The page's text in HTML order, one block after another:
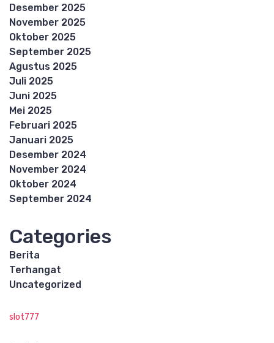
Desember 2025
November 2025
Oktober 2025
September 2025
Agustus 2025
Juli 2025
Juni 2025
Mei 2025
Februari 2025
Januari 2025
Desember 2024
November 2024
Oktober 2024
September 2024
Categories
Berita
Terhangat
Uncategorized
slot777